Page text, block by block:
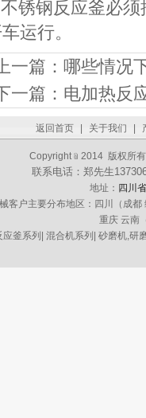
不锈钢反应釜必
运行。
一篇： 哪些情况
一篇： 电加热反
返回首页 关于我们
Copyright﹫2014 版权所
联系电话：郑先生
地址： 四川
客户主要分布地区：四川（成
重庆 云南
应釜系列
混合机系列 砂磨机,研